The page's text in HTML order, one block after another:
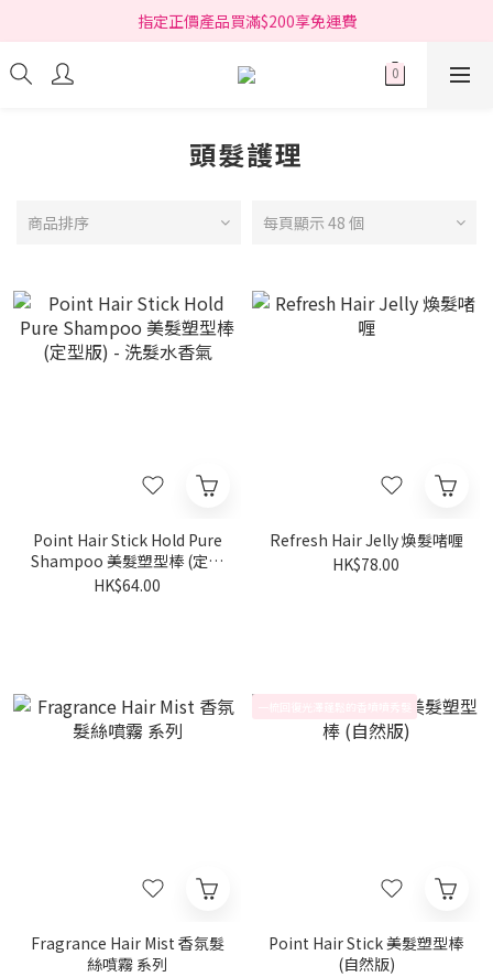
指定正價產品買滿$200享免運費
指定正價產品買滿$200享免運費
Free delivery on net purchase over HK$200 (*selected items)
頭髮護理
商品排序 每頁顯示 48 個
Point Hair Stick Hold Pure
Shampoo 美髮塑型棒 (定型
版) - 洗髮水香氣
HK$64.00
Refresh Hair Jelly 煥髮啫喱
HK$78.00
Fragrance Hair Mist 香氛髮
絲噴霧 系列
Point Hair Stick 美髮塑型棒
(自然版)